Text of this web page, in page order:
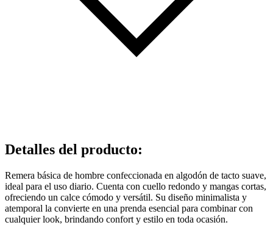
Detalles del producto:
Remera básica de hombre confeccionada en algodón de tacto suave,
ideal para el uso diario. Cuenta con cuello redondo y mangas cortas,
ofreciendo un calce cómodo y versátil. Su diseño minimalista y
atemporal la convierte en una prenda esencial para combinar con
cualquier look, brindando confort y estilo en toda ocasión.